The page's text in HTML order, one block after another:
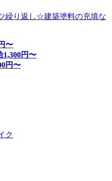
繰り返し☆建築塗料の充填な
〜
1,300円〜
円〜
ク